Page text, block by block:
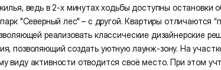
ведь в 2-х минутах ходьбы доступны остановки
"Северный лес" – с другой. Квартиры отличаются
реализовать классические дизайнерские
позволяющий создать уютную лаунж-зону. На
виду активности отводится своё место. При этом